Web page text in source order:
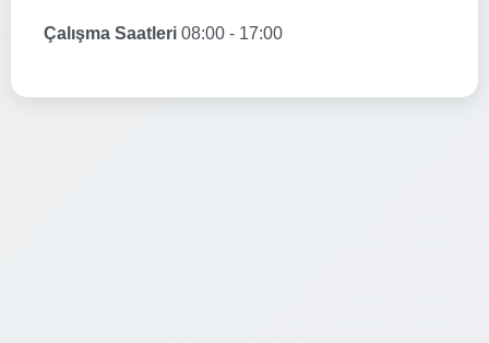
Çalışma Saatleri 08:00 - 17:00